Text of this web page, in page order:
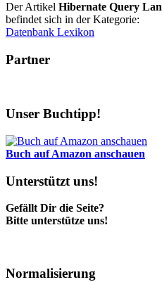
Der Artikel Hibernate Query
befindet sich in der Kategorie:
Datenbank Lexikon
Partner
Unser Buchtipp!
Buch auf Amazon anschauen
Unterstützt uns!
Gefällt Dir die Seite?
Bitte unterstütze uns!
Normalisierung